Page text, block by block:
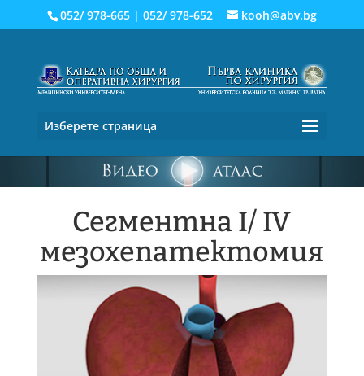
052/ 978-665| 052/ 978-652 kooh@abv.bg
Изберете страница
Сегментна I/ IV
мезохепатектомия